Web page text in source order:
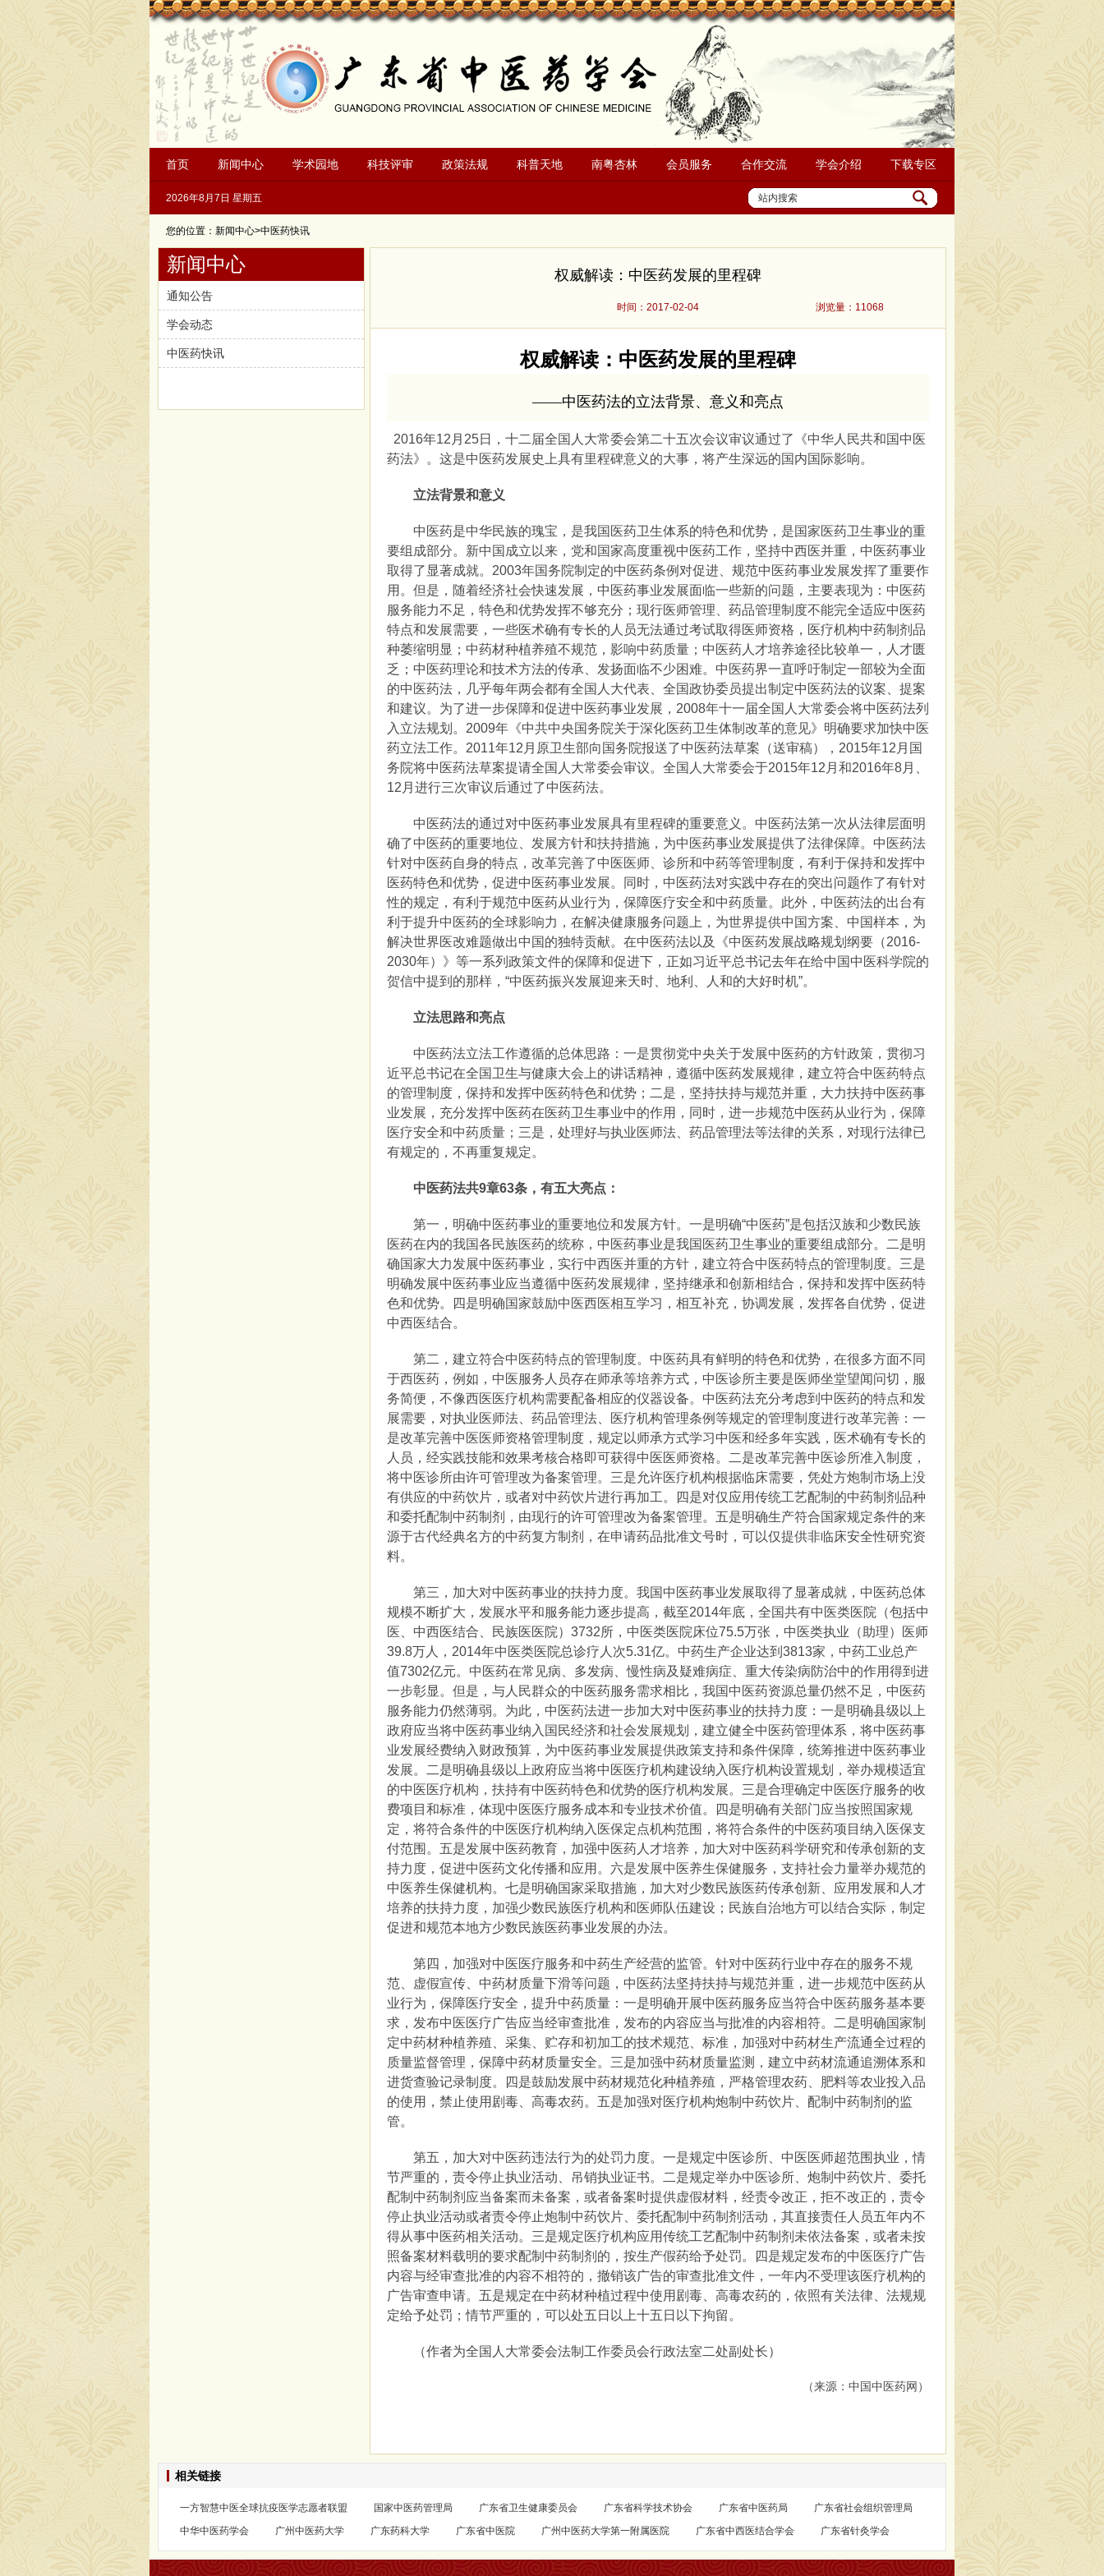
首页 新闻中心 学术园地 科技评审 政策法规 科普天地 南粤杏林 会员服务 合作交流 学会介绍 下载专区
2026年8月7日 星期五
您的位置：新闻中心>中医药快讯
新闻中心
通知公告
学会动态
中医药快讯
权威解读：中医药发展的里程碑
时间：2017-02-04 浏览量：11068
权威解读：中医药发展的里程碑
——中医药法的立法背景、意义和亮点
2016年12月25日，十二届全国人大常委会第二十五次会议审议通过了《中华人民共和国中医
药法》。这是中医药发展史上具有里程碑意义的大事，将产生深远的国内国际影响。
立法背景和意义
中医药是中华民族的瑰宝，是我国医药卫生体系的特色和优势，是国家医药卫生事业的重
要组成部分。新中国成立以来，党和国家高度重视中医药工作，坚持中西医并重，中医药事业
取得了显著成就。2003年国务院制定的中医药条例对促进、规范中医药事业发展发挥了重要作
用。但是，随着经济社会快速发展，中医药事业发展面临一些新的问题，主要表现为：中医药
服务能力不足，特色和优势发挥不够充分；现行医师管理、药品管理制度不能完全适应中医药
特点和发展需要，一些医术确有专长的人员无法通过考试取得医师资格，医疗机构中药制剂品
种萎缩明显；中药材种植养殖不规范，影响中药质量；中医药人才培养途径比较单一，人才匮
乏；中医药理论和技术方法的传承、发扬面临不少困难。中医药界一直呼吁制定一部较为全面
的中医药法，几乎每年两会都有全国人大代表、全国政协委员提出制定中医药法的议案、提案
和建议。为了进一步保障和促进中医药事业发展，2008年十一届全国人大常委会将中医药法列
入立法规划。2009年《中共中央国务院关于深化医药卫生体制改革的意见》明确要求加快中医
药立法工作。2011年12月原卫生部向国务院报送了中医药法草案（送审稿），2015年12月国
务院将中医药法草案提请全国人大常委会审议。全国人大常委会于2015年12月和2016年8月、
12月进行三次审议后通过了中医药法。
中医药法的通过对中医药事业发展具有里程碑的重要意义。中医药法第一次从法律层面明
确了中医药的重要地位、发展方针和扶持措施，为中医药事业发展提供了法律保障。中医药法
针对中医药自身的特点，改革完善了中医医师、诊所和中药等管理制度，有利于保持和发挥中
医药特色和优势，促进中医药事业发展。同时，中医药法对实践中存在的突出问题作了有针对
性的规定，有利于规范中医药从业行为，保障医疗安全和中药质量。此外，中医药法的出台有
利于提升中医药的全球影响力，在解决健康服务问题上，为世界提供中国方案、中国样本，为
解决世界医改难题做出中国的独特贡献。在中医药法以及《中医药发展战略规划纲要（2016-
2030年）》等一系列政策文件的保障和促进下，正如习近平总书记去年在给中国中医科学院的
贺信中提到的那样，“中医药振兴发展迎来天时、地利、人和的大好时机”。
立法思路和亮点
中医药法立法工作遵循的总体思路：一是贯彻党中央关于发展中医药的方针政策，贯彻习
近平总书记在全国卫生与健康大会上的讲话精神，遵循中医药发展规律，建立符合中医药特点
的管理制度，保持和发挥中医药特色和优势；二是，坚持扶持与规范并重，大力扶持中医药事
业发展，充分发挥中医药在医药卫生事业中的作用，同时，进一步规范中医药从业行为，保障
医疗安全和中药质量；三是，处理好与执业医师法、药品管理法等法律的关系，对现行法律已
有规定的，不再重复规定。
中医药法共9章63条，有五大亮点：
第一，明确中医药事业的重要地位和发展方针。一是明确“中医药”是包括汉族和少数民族
医药在内的我国各民族医药的统称，中医药事业是我国医药卫生事业的重要组成部分。二是明
确国家大力发展中医药事业，实行中西医并重的方针，建立符合中医药特点的管理制度。三是
明确发展中医药事业应当遵循中医药发展规律，坚持继承和创新相结合，保持和发挥中医药特
色和优势。四是明确国家鼓励中医西医相互学习，相互补充，协调发展，发挥各自优势，促进
中西医结合。
第二，建立符合中医药特点的管理制度。中医药具有鲜明的特色和优势，在很多方面不同
于西医药，例如，中医服务人员存在师承等培养方式，中医诊所主要是医师坐堂望闻问切，服
务简便，不像西医医疗机构需要配备相应的仪器设备。中医药法充分考虑到中医药的特点和发
展需要，对执业医师法、药品管理法、医疗机构管理条例等规定的管理制度进行改革完善：一
是改革完善中医医师资格管理制度，规定以师承方式学习中医和经多年实践，医术确有专长的
人员，经实践技能和效果考核合格即可获得中医医师资格。二是改革完善中医诊所准入制度，
将中医诊所由许可管理改为备案管理。三是允许医疗机构根据临床需要，凭处方炮制市场上没
有供应的中药饮片，或者对中药饮片进行再加工。四是对仅应用传统工艺配制的中药制剂品种
和委托配制中药制剂，由现行的许可管理改为备案管理。五是明确生产符合国家规定条件的来
源于古代经典名方的中药复方制剂，在申请药品批准文号时，可以仅提供非临床安全性研究资
料。
第三，加大对中医药事业的扶持力度。我国中医药事业发展取得了显著成就，中医药总体
规模不断扩大，发展水平和服务能力逐步提高，截至2014年底，全国共有中医类医院（包括中
医、中西医结合、民族医医院）3732所，中医类医院床位75.5万张，中医类执业（助理）医师
39.8万人，2014年中医类医院总诊疗人次5.31亿。中药生产企业达到3813家，中药工业总产
值7302亿元。中医药在常见病、多发病、慢性病及疑难病症、重大传染病防治中的作用得到进
一步彰显。但是，与人民群众的中医药服务需求相比，我国中医药资源总量仍然不足，中医药
服务能力仍然薄弱。为此，中医药法进一步加大对中医药事业的扶持力度：一是明确县级以上
政府应当将中医药事业纳入国民经济和社会发展规划，建立健全中医药管理体系，将中医药事
业发展经费纳入财政预算，为中医药事业发展提供政策支持和条件保障，统筹推进中医药事业
发展。二是明确县级以上政府应当将中医医疗机构建设纳入医疗机构设置规划，举办规模适宜
的中医医疗机构，扶持有中医药特色和优势的医疗机构发展。三是合理确定中医医疗服务的收
费项目和标准，体现中医医疗服务成本和专业技术价值。四是明确有关部门应当按照国家规
定，将符合条件的中医医疗机构纳入医保定点机构范围，将符合条件的中医药项目纳入医保支
付范围。五是发展中医药教育，加强中医药人才培养，加大对中医药科学研究和传承创新的支
持力度，促进中医药文化传播和应用。六是发展中医养生保健服务，支持社会力量举办规范的
中医养生保健机构。七是明确国家采取措施，加大对少数民族医药传承创新、应用发展和人才
培养的扶持力度，加强少数民族医疗机构和医师队伍建设；民族自治地方可以结合实际，制定
促进和规范本地方少数民族医药事业发展的办法。
第四，加强对中医医疗服务和中药生产经营的监管。针对中医药行业中存在的服务不规
范、虚假宣传、中药材质量下滑等问题，中医药法坚持扶持与规范并重，进一步规范中医药从
业行为，保障医疗安全，提升中药质量：一是明确开展中医药服务应当符合中医药服务基本要
求，发布中医医疗广告应当经审查批准，发布的内容应当与批准的内容相符。二是明确国家制
定中药材种植养殖、采集、贮存和初加工的技术规范、标准，加强对中药材生产流通全过程的
质量监督管理，保障中药材质量安全。三是加强中药材质量监测，建立中药材流通追溯体系和
进货查验记录制度。四是鼓励发展中药材规范化种植养殖，严格管理农药、肥料等农业投入品
的使用，禁止使用剧毒、高毒农药。五是加强对医疗机构炮制中药饮片、配制中药制剂的监
管。
第五，加大对中医药违法行为的处罚力度。一是规定中医诊所、中医医师超范围执业，情
节严重的，责令停止执业活动、吊销执业证书。二是规定举办中医诊所、炮制中药饮片、委托
配制中药制剂应当备案而未备案，或者备案时提供虚假材料，经责令改正，拒不改正的，责令
停止执业活动或者责令停止炮制中药饮片、委托配制中药制剂活动，其直接责任人员五年内不
得从事中医药相关活动。三是规定医疗机构应用传统工艺配制中药制剂未依法备案，或者未按
照备案材料载明的要求配制中药制剂的，按生产假药给予处罚。四是规定发布的中医医疗广告
内容与经审查批准的内容不相符的，撤销该广告的审查批准文件，一年内不受理该医疗机构的
广告审查申请。五是规定在中药材种植过程中使用剧毒、高毒农药的，依照有关法律、法规规
定给予处罚；情节严重的，可以处五日以上十五日以下拘留。
（作者为全国人大常委会法制工作委员会行政法室二处副处长）
（来源：中国中医药网）
相关链接
一方智慧中医全球抗疫医学志愿者联盟 国家中医药管理局 广东省卫生健康委员会 广东省科学技术协会 广东省中医药局
广东省社会组织管理局
中华中医药学会
广州中医药大学 广东药科大学 广东省中医院 广州中医药大学第一附属医院 广东省中西医结合学会 广东省针灸学会